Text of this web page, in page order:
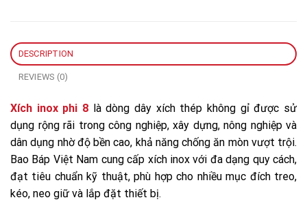
DESCRIPTION
REVIEWS (0)
Xích inox phi 8 là dòng dây xích thép không gỉ được sử
dụng rộng rãi trong công nghiệp, xây dựng, nông nghiệp và
dân dụng nhờ độ bền cao, khả năng chống ăn mòn vượt trội.
Bao Báp Việt Nam cung cấp xích inox với đa dạng quy cách,
đạt tiêu chuẩn kỹ thuật, phù hợp cho nhiều mục đích treo,
kéo, neo giữ và lắp đặt thiết bị.